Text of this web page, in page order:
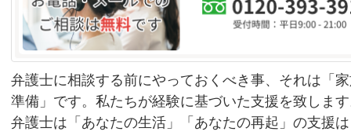
弁護士に相談する前にやっておくべき事、それは「
準備」です。私たちが経験に基づいた支援を致しま
弁護士は「あなたの生活」「あなたの再起」の支援